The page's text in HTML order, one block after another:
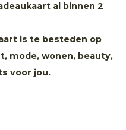
al binnen 2
is te besteden op
mode, wonen, beauty,
voor jou.